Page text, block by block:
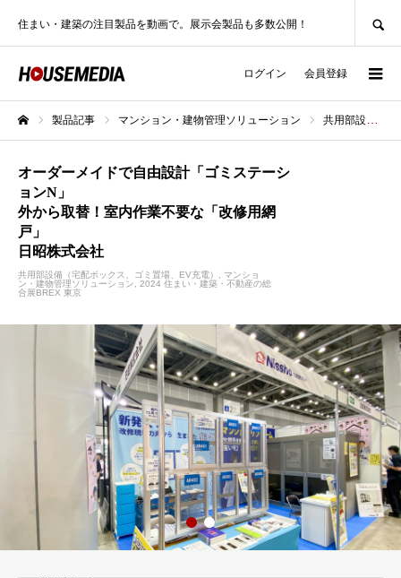
住まい・建築の注目製品を動画で。展示会製品も多数公開！
ログイン 会員登録
製品記事 マンション・建物管理ソリューション 共用部設備（宅配ボックス、ゴミ置場、EV充電）
オーダーメイドで自由設計「ゴミステーシ
ョンN」
外から取替！室内作業不要な「改修用網
戸」
日昭株式会社
共用部設備（宅配ボックス、ゴミ置場、EV充電）
マンショ
ン・建物管理ソリューション
2024 住まい・建築・不動産の総
合展BREX 東京